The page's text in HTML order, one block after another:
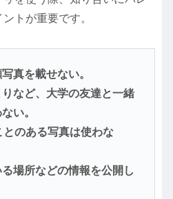
トが重要です。
真を載せない。
りなど、大学の友達と一緒
い。
とのある写真は使わな
る場所などの情報を公開し